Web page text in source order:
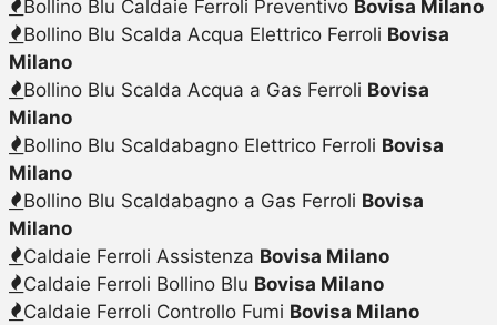
Bollino Blu Caldaie Ferroli Preventivo Bovisa Milano
Bollino Blu Scalda Acqua Elettrico Ferroli Bovisa
Milano
Bollino Blu Scalda Acqua a Gas Ferroli Bovisa
Milano
Bollino Blu Scaldabagno Elettrico Ferroli Bovisa
Milano
Bollino Blu Scaldabagno a Gas Ferroli Bovisa
Milano
Caldaie Ferroli Assistenza Bovisa Milano
Caldaie Ferroli Bollino Blu Bovisa Milano
Caldaie Ferroli Controllo Fumi Bovisa Milano